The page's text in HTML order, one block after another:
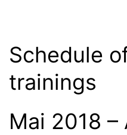
Schedule
trainings
Mai 2018